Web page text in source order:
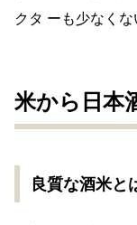
クタ ーも少なくな
米から日本
良質な酒米と